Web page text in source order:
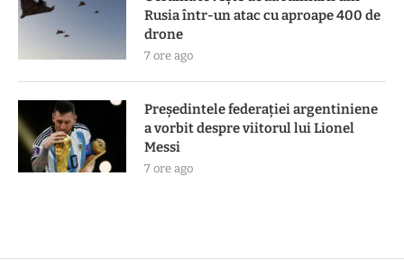
Rusia într-un atac cu aproape 400 de
drone
7 ore ago
Președintele federației argentiniene
a vorbit despre viitorul lui Lionel
Messi
7 ore ago